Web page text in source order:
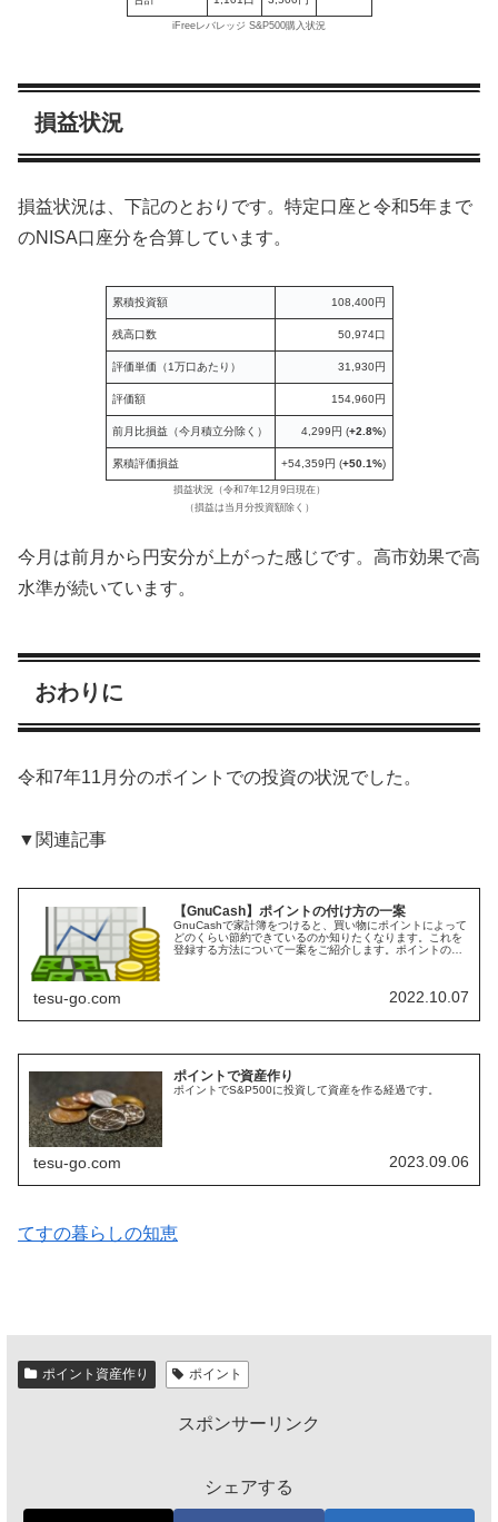
iFreeレバレッジ S&P500購入状況
損益状況
損益状況は、下記のとおりです。特定口座と令和5年まで
のNISA口座分を合算しています。
累積投資額 108,400円
残高口数 50,974口
評価単価（1万口あたり） 31,930円
評価額 154,960円
前月比損益（今月積立分除く） 4,299円 (+2.8%)
累積評価損益 +54,359円 (+50.1%)
損益状況（令和7年12月9日現在）
（損益は当月分投資額除く）
今月は前月から円安分が上がった感じです。高市効果で高
水準が続いています。
おわりに
令和7年11月分のポイントでの投資の状況でした。
▼関連記事
【GnuCash】ポイントの付け方の一案
GnuCashで家計簿をつけると、買い物にポイントによって
どのくらい節約できているのか知りたくなります。これを
登録する方法について一案をご紹介します。ポイントの管
tesu-go.com 2022.10.07
ポイントで資産作り
ポイントでS&P500に投資して資産を作る経過です。
tesu-go.com 2023.09.06
てすの暮らしの知恵
ポイント資産作り ポイント
スポンサーリンク
シェアする